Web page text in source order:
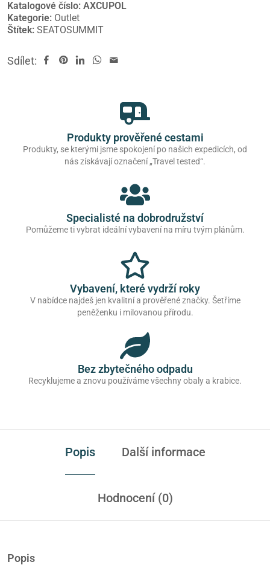
Katalogové číslo: AXCUPOL
Kategorie: Outlet
Štítek: SEATOSUMMIT
Sdílet:
Produkty prověřené cestami
Produkty, se kterými jsme spokojení po našich expedicích, od
nás získávají označení „Travel tested“.
Specialisté na dobrodružství
Pomůžeme ti vybrat ideální vybavení na míru tvým plánům.
Vybavení, které vydrží roky
V nabídce najdeš jen kvalitní a prověřené značky. Šetříme
peněženku i milovanou přírodu.
Bez zbytečného odpadu
Recyklujeme a znovu používáme všechny obaly a krabice.
Popis Další informace
Hodnocení (0)
Popis